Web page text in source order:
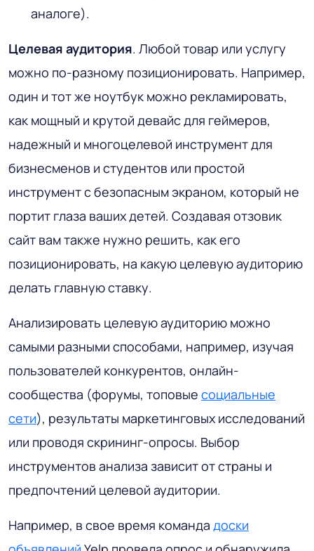
аналоге).
Целевая аудитория. Любой товар или услугу
можно по-разному позиционировать. Например,
один и тот же ноутбук можно рекламировать,
как мощный и крутой девайс для геймеров,
надежный и многоцелевой инструмент для
бизнесменов и студентов или простой
инструмент с безопасным экраном, который не
портит глаза ваших детей. Создавая отзовик
сайт вам также нужно решить, как его
позиционировать, на какую целевую аудиторию
делать главную ставку.
Анализировать целевую аудиторию можно
самыми разными способами, например, изучая
пользователей конкурентов, онлайн-
сообщества (форумы, топовые социальные
сети), результаты маркетинговых исследований
или проводя скрининг-опросы. Выбор
инструментов анализа зависит от страны и
предпочтений целевой аудитории.
Например, в свое время команда доски